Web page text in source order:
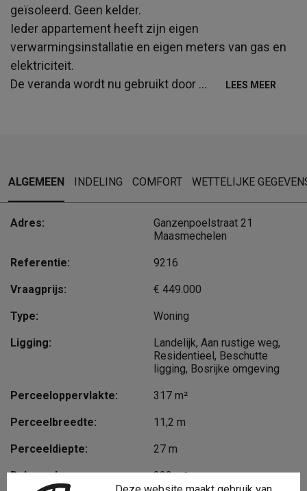
geïsoleerd. Geen kelder.
Ieder appartement heeft zijn eigen
verwarmingsinstallatie en eigen meters van gas en
elektriciteit.
De veranda wordt nu gebruikt door ... LEES MEER
ALGEMEEN INDELING COMFORT WETTELIJKE
Adres:
Ganzenpoelstraat 21
Maasmechelen
Referentie: 9216
Vraagprijs: € 449.000
Type: Woning
Ligging:
Landelijk, Aan rustige weg,
Residentieel, Beschutte
ligging, Bosrijke omgeving
Perceeloppervlakte: 317 m²
Perceelbreedte: 11,2 m
Perceeldiepte: 27 m
Bebouwde opp.:
233 m²